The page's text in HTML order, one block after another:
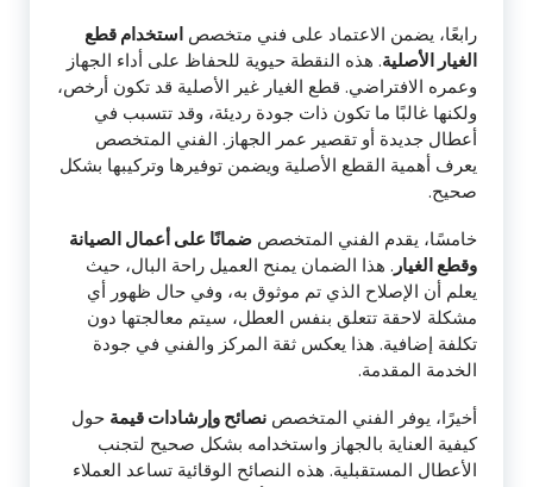
رابعًا، يضمن الاعتماد على فني متخصص استخدام قطع
الغيار الأصلية. هذه النقطة حيوية للحفاظ على أداء الجهاز
وعمره الافتراضي. قطع الغيار غير الأصلية قد تكون أرخص،
ولكنها غالبًا ما تكون ذات جودة رديئة، وقد تتسبب في
أعطال جديدة أو تقصير عمر الجهاز. الفني المتخصص
يعرف أهمية القطع الأصلية ويضمن توفيرها وتركيبها بشكل
صحيح.
خامسًا، يقدم الفني المتخصص ضمانًا على أعمال الصيانة
وقطع الغيار . هذا الضمان يمنح العميل راحة البال، حيث
يعلم أن الإصلاح الذي تم موثوق به، وفي حال ظهور أي
مشكلة لاحقة تتعلق بنفس العطل، سيتم معالجتها دون
تكلفة إضافية. هذا يعكس ثقة المركز والفني في جودة
الخدمة المقدمة.
أخيرًا، يوفر الفني المتخصص نصائح وإرشادات قيمة حول
كيفية العناية بالجهاز واستخدامه بشكل صحيح لتجنب
الأعطال المستقبلية. هذه النصائح الوقائية تساعد العملاء